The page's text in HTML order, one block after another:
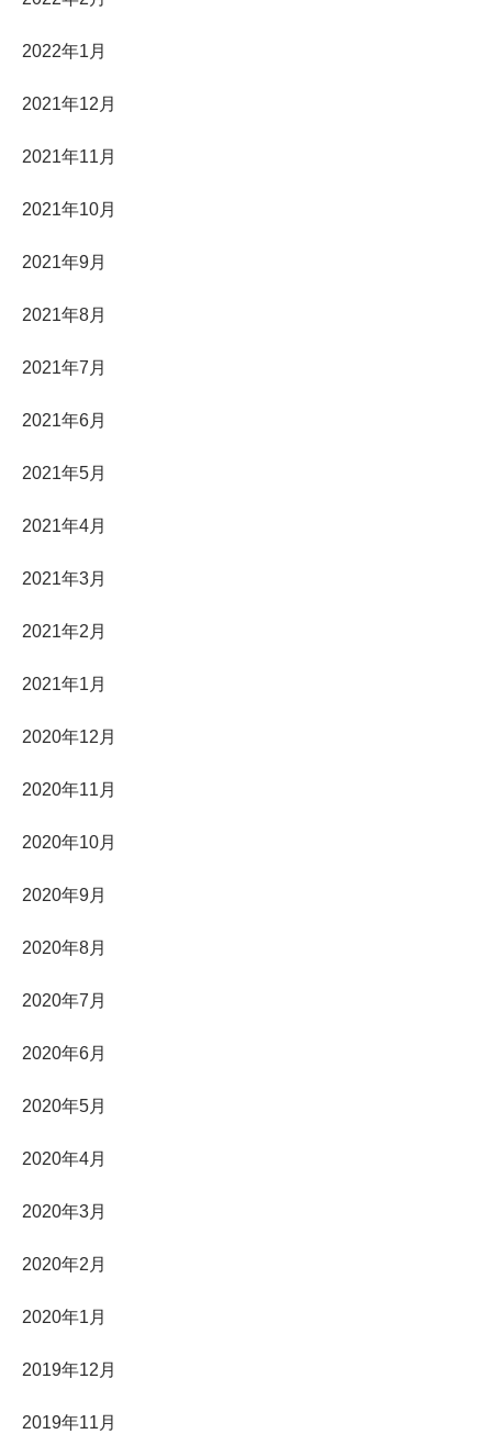
2022年1月
2021年12月
2021年11月
2021年10月
2021年9月
2021年8月
2021年7月
2021年6月
2021年5月
2021年4月
2021年3月
2021年2月
2021年1月
2020年12月
2020年11月
2020年10月
2020年9月
2020年8月
2020年7月
2020年6月
2020年5月
2020年4月
2020年3月
2020年2月
2020年1月
2019年12月
2019年11月